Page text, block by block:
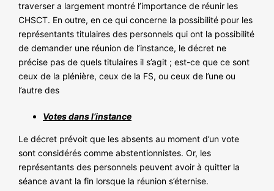
traverser a largement montré l’importance de réunir les
CHSCT. En outre, en ce qui concerne la possibilité pour les
représentants titulaires des personnels qui ont la possibilité
de demander une réunion de l’instance, le décret ne
précise pas de quels titulaires il s’agit ; est-ce que ce sont
ceux de la plénière, ceux de la FS, ou ceux de l’une ou
l’autre des
Votes dans l’instance
Le décret prévoit que les absents au moment d’un vote
sont considérés comme abstentionnistes. Or, les
représentants des personnels peuvent avoir à quitter la
séance avant la fin lorsque la réunion s’éternise.